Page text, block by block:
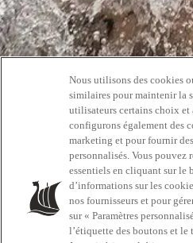
404
RETOURNEZ À
Nous utilisons des cookies
similaires pour maintenir la
utilisateurs certains choix et
configurons également des
marketing et pour fournir
personnalisés. Vous pouvez
essentiels en cliquant sur le
d’informations sur les
nos fournisseurs et pour
sur « Paramètres
l’étiquette des boutons et